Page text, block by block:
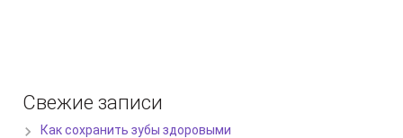
Свежие записи
Как сохранить зубы здоровыми